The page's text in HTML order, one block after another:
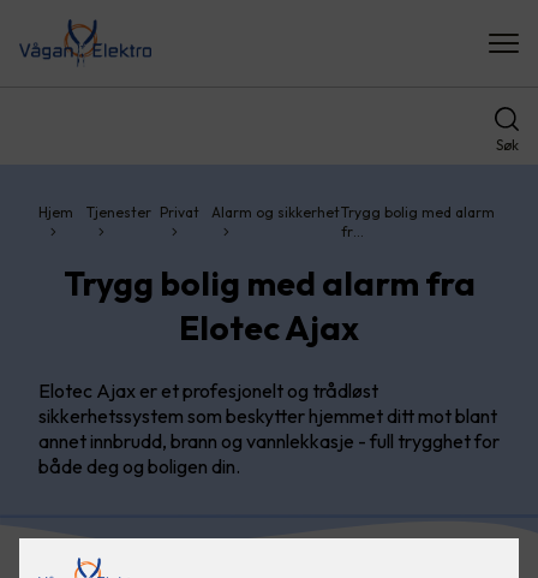
Søk
Hjem Tjenester Privat Alarm og sikkerhetTrygg bolig med alarm
fr…
Trygg bolig med alarm fra
Elotec Ajax
Elotec Ajax er et profesjonelt og trådløst
sikkerhetssystem som beskytter hjemmet ditt mot blant
annet innbrudd, brann og vannlekkasje - full trygghet for
både deg og boligen din.